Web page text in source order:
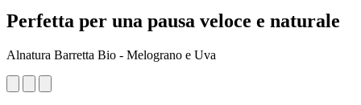
Perfetta per una pausa veloce e naturale
Alnatura Barretta Bio - Melograno e Uva